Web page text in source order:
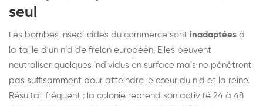
seul
Les bombes insecticides du commerce sont inadaptées à
la taille d'un nid de frelon européen. Elles peuvent
neutraliser quelques individus en surface mais ne pénètrent
pas suffisamment pour atteindre le cœur du nid et la reine.
Résultat fréquent : la colonie reprend son activité 24 à 48